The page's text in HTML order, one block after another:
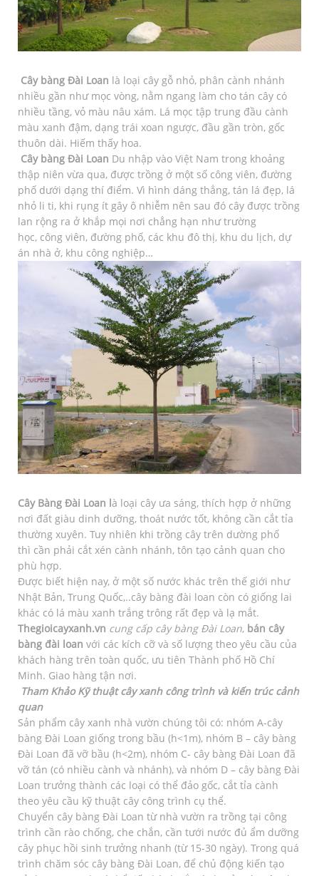
Cây bàng Đài Loan là loại cây gỗ nhỏ, phân cành nhánh
nhiều gần như mọc vòng, nằm ngang làm cho tán cây có
nhiều tầng, vỏ màu nâu xám. Lá mọc tập trung đầu cành
màu xanh đậm, dạng trái xoan ngược, đầu gần tròn, gốc
thuôn dài. Hiếm thấy hoa.
Cây bàng Đài Loan Du nhập vào Việt Nam trong khoảng
thập niên vừa qua, được trồng ở một số công viên, đường
phố dưới dạng thí điểm. Vì hình dáng thẳng, tán lá đẹp, lá
nhỏ li ti, khi rụng ít gây ô nhiễm nên sau đó cây được trồng
lan rộng ra ở khắp mọi nơi chẳng hạn như trường
học, công viên, đường phố, các khu đô thị, khu du lịch, dự
án nhà ở, khu công nghiệp…
Cây Bàng Đài Loan là loại cây ưa sáng, thích hợp ở những
nơi đất giàu dinh dưỡng, thoát nước tốt, không cần cắt tỉa
thường xuyên. Tuy nhiên khi trồng cây trên dường phố
thì cần phải cắt xén cành nhánh, tôn tạo cảnh quan cho
phù hợp.
Được biết hiện nay, ở một số nước khác trên thế giới như
Nhật Bản, Trung Quốc,..cây bàng đài loan còn có giống lai
khác có lá màu xanh trắng trông rất đẹp và lạ mắt.
Thegioicayxanh.vn cung cấp cây bàng Đài Loan, bán cây
bàng đài loan với các kích cỡ và số lượng theo yêu cầu của
khách hàng trên toàn quốc, ưu tiên Thành phố Hồ Chí
Minh. Giao hàng tận nơi.
Tham Khảo Kỹ thuật cây xanh công trình và kiến trúc cảnh
quan
Sản phẩm cây xanh nhà vườn chúng tôi có: nhóm A-cây
bàng Đài Loan giống trong bầu (h<1m), nhóm B – cây bàng
Đài Loan đã vỡ bầu (h<2m), nhóm C- cây bàng Đài Loan đã
vỡ tán (có nhiều cành và nhánh), và nhóm D – cây bàng Đài
Loan trưởng thành các loại có thể đảo gốc, cắt tỉa cành
theo yêu cầu kỹ thuật cây công trình cụ thể.
Chuyển cây bàng Đài Loan từ nhà vườn ra trồng tại công
trình cần rào chống, che chắn, cần tưới nước đủ ẩm dưỡng
cây phục hồi sinh trưởng nhanh (từ 15-30 ngày). Trong quá
trình chăm sóc cây bàng Đài Loan, để chủ động kiến tạo